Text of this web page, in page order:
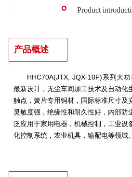
Product
产品概述
HHC70A(JTX, JQX-10F)系列大
最新设计，无尘车间加工技术及自动化
触点，簧片专用铜材，国际标准尺寸及
灵敏度强，绝缘性和耐久性好，内部防
泛应用于家用电器，机械控制，工业设
化控制系统，农业机具，输配电等领域。